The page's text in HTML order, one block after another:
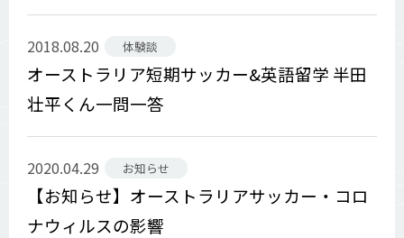
2018.08.20 体験談
オーストラリア短期サッカー&英語留学 半田
壮平くん一問一答
2020.04.29 お知らせ
【お知らせ】オーストラリアサッカー・コロ
ナウィルスの影響